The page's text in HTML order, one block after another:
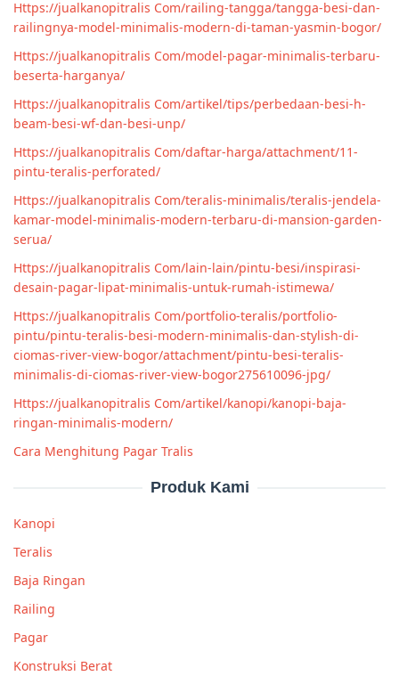
Https://jualkanopitralis Com/railing-tangga/tangga-besi-dan-
railingnya-model-minimalis-modern-di-taman-yasmin-bogor/
Https://jualkanopitralis Com/model-pagar-minimalis-terbaru-
beserta-harganya/
Https://jualkanopitralis Com/artikel/tips/perbedaan-besi-h-
beam-besi-wf-dan-besi-unp/
Https://jualkanopitralis Com/daftar-harga/attachment/11-
pintu-teralis-perforated/
Https://jualkanopitralis Com/teralis-minimalis/teralis-jendela-
kamar-model-minimalis-modern-terbaru-di-mansion-garden-
serua/
Https://jualkanopitralis Com/lain-lain/pintu-besi/inspirasi-
desain-pagar-lipat-minimalis-untuk-rumah-istimewa/
Https://jualkanopitralis Com/portfolio-teralis/portfolio-
pintu/pintu-teralis-besi-modern-minimalis-dan-stylish-di-
ciomas-river-view-bogor/attachment/pintu-besi-teralis-
minimalis-di-ciomas-river-view-bogor275610096-jpg/
Https://jualkanopitralis Com/artikel/kanopi/kanopi-baja-
ringan-minimalis-modern/
Cara Menghitung Pagar Tralis
Produk Kami
Kanopi
Teralis
Baja Ringan
Railing
Pagar
Konstruksi Berat